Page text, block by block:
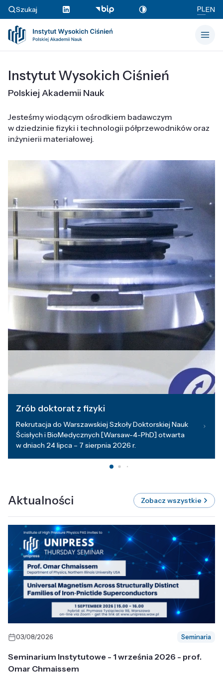
Szukaj PLEN
Instytut Wysokich Ciśnień
Polskiej Akademii Nauk
Jesteśmy wiodącym ośrodkiem badawczym
w dziedzinie fizyki i technologii półprzewodników oraz
inżynierii materiałowej.
Zrób doktorat z fizyki
Rekrutacja do Warszawskiej Szkoły Doktorskiej Nauk
Ścisłych i BioMedycznych [Warsaw-4-PhD] otwarta
w dniach 24 lipca – 7 sierpnia 2026 r.
Aktualności Zobacz wszystkie
03/08/2026 Seminaria
Seminarium Instytutowe - 1 września 2026 - prof.
Omar Chmaissem